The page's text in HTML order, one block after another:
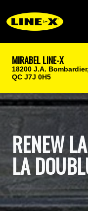
MIRABEL LINE-X
18200 J.A. Bombardier,
QC J7J 0H5
RENEW
LA